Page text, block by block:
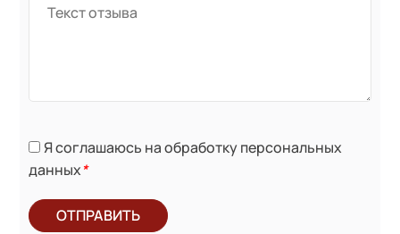
Я соглашаюсь на обработку персональных
данных*
ОТПРАВИТЬ